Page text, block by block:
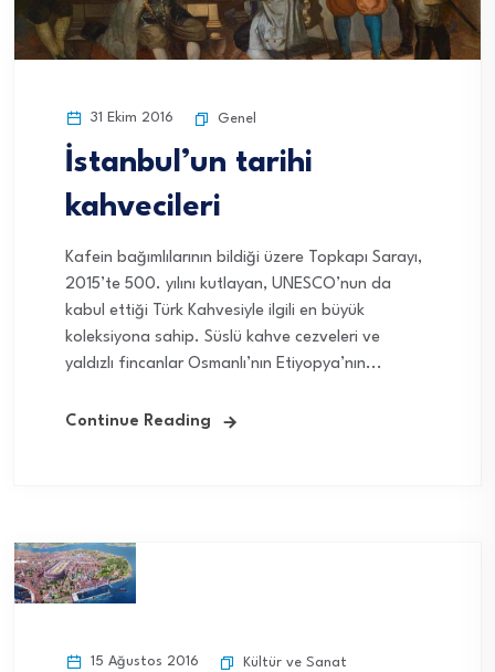
31 Ekim 2016 Genel
İstanbul’un tarihi
kahvecileri
Kafein bağımlılarının bildiği üzere Topkapı Sarayı,
2015’te 500. yılını kutlayan, UNESCO’nun da
kabul ettiği Türk Kahvesiyle ilgili en büyük
koleksiyona sahip. Süslü kahve cezveleri ve
yaldızlı fincanlar Osmanlı’nın Etiyopya’nın...
Continue Reading
15 Ağustos 2016 Kültür ve Sanat